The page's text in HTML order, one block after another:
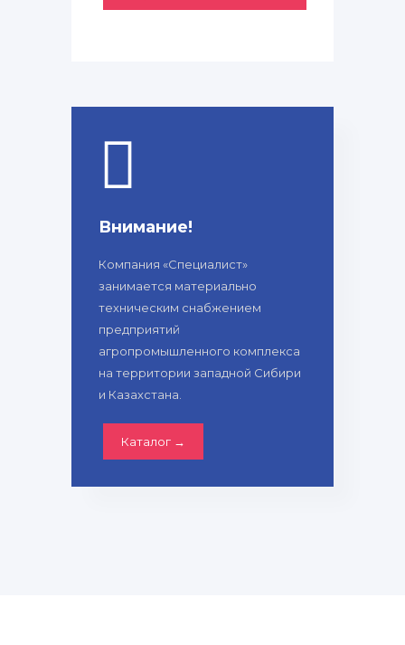
Внимание!
Компания «Специалист»
занимается материально
техническим снабжением
предприятий
агропромышленного комплекса
на территории западной Сибири
и Казахстана.
Каталог →